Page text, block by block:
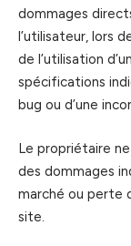
dommages
l’utilisateur, lors
de l’utilisation
spécifications
bug ou d’une
Le propriétaire
des dommages
marché ou perte
site.